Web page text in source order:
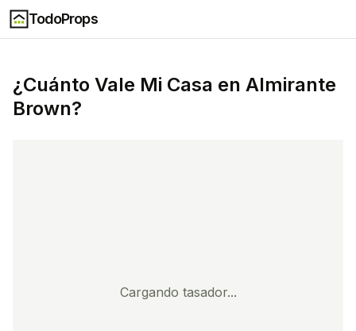
TodoProps
¿Cuánto Vale Mi Casa en Almirante
Brown?
Cargando tasador...